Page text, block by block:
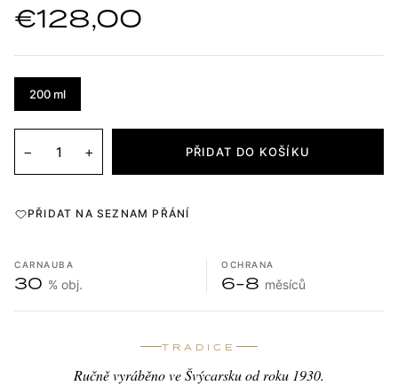
€128,00
200 ml
− + PŘIDAT DO KOŠÍKU
PŘIDAT NA SEZNAM PŘÁNÍ
CARNAUBA
30 % obj.
OCHRANA
6-8 měsíců
TRADICE
Ručně vyráběno ve Švýcarsku od roku 1930.